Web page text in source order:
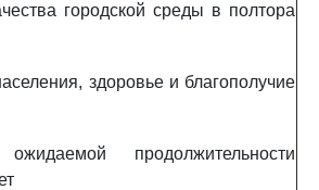
городской среды в полтора
здоровье и благополучие
продолжительности